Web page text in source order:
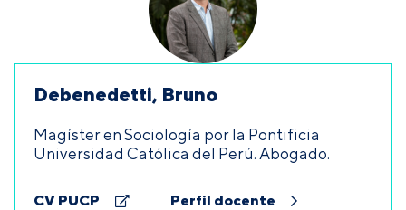
Debenedetti, Bruno
Magíster en Sociología por la Pontificia
Universidad Católica del Perú. Abogado.
CV PUCP Perfil docente